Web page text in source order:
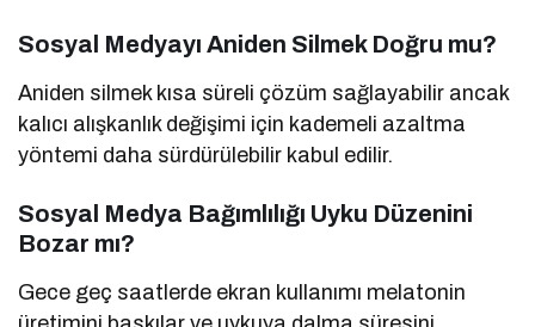
Sosyal Medyayı Aniden Silmek Doğru mu?
Aniden silmek kısa süreli çözüm sağlayabilir ancak
kalıcı alışkanlık değişimi için kademeli azaltma
yöntemi daha sürdürülebilir kabul edilir.
Sosyal Medya Bağımlılığı Uyku Düzenini
Bozar mı?
Gece geç saatlerde ekran kullanımı melatonin